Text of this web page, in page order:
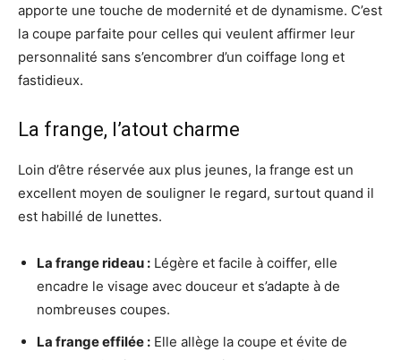
apporte une touche de modernité et de dynamisme. C’est
la coupe parfaite pour celles qui veulent affirmer leur
personnalité sans s’encombrer d’un coiffage long et
fastidieux.
La frange, l’atout charme
Loin d’être réservée aux plus jeunes, la frange est un
excellent moyen de souligner le regard, surtout quand il
est habillé de lunettes.
La frange rideau : Légère et facile à coiffer, elle
encadre le visage avec douceur et s’adapte à de
nombreuses coupes.
La frange effilée : Elle allège la coupe et évite de